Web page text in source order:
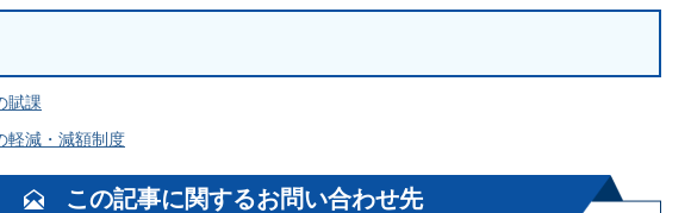
賦課
軽減・減額制度
この記事に関するお問い合わせ先